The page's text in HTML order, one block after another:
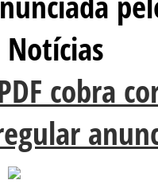
Notícias
cobra